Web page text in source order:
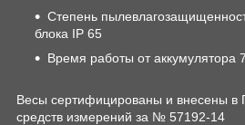
Степень
блока IP 65
Время работы от аккумулятора
Весы сертифицированы и внесены в
средств измерений за № 57192-14